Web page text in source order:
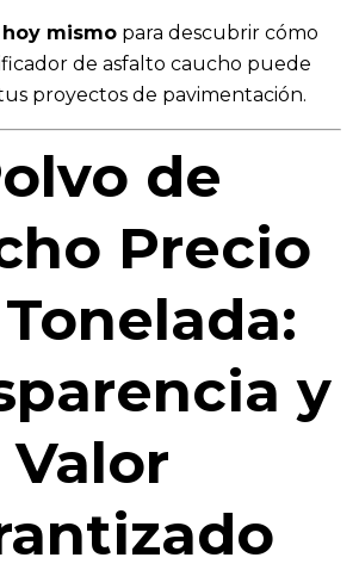
mismopara descubrir cómo
de asfalto caucho puede
proyectos de pavimentación.
de
Precio
y
Valor